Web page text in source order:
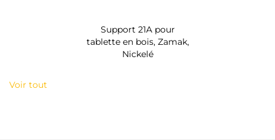
Support 21A pour
tablette en bois, Zamak,
Nickelé
Voir tout